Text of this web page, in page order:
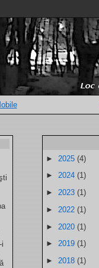
i
► 2025 (4)
► 2024 (1)
► 2023 (1)
► 2022 (1)
► 2020 (1)
► 2019 (1)
► 2018 (1)